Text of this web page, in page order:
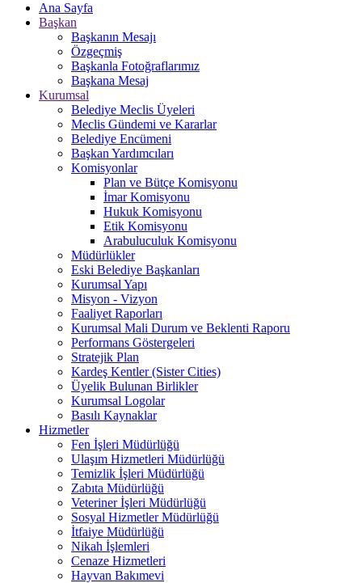
Ana Sayfa
Başkan
Başkanın Mesajı
Özgeçmiş
Başkanla Fotoğraflarımız
Başkana Mesaj
Kurumsal
Belediye Meclis Üyeleri
Meclis Gündemi ve Kararlar
Belediye Encümeni
Başkan Yardımcıları
Komisyonlar
Plan ve Bütçe Komisyonu
İmar Komisyonu
Hukuk Komisyonu
Etik Komisyonu
Arabuluculuk Komisyonu
Müdürlükler
Eski Belediye Başkanları
Kurumsal Yapı
Misyon - Vizyon
Faaliyet Raporları
Kurumsal Mali Durum ve Beklenti Raporu
Performans Göstergeleri
Stratejik Plan
Kardeş Kentler (Sister Cities)
Üyelik Bulunan Birlikler
Kurumsal Logolar
Basılı Kaynaklar
Hizmetler
Fen İşleri Müdürlüğü
Ulaşım Hizmetleri Müdürlüğü
Temizlik İşleri Müdürlüğü
Zabıta Müdürlüğü
Veteriner İşleri Müdürlüğü
Sosyal Hizmetler Müdürlüğü
İtfaiye Müdürlüğü
Nikah İşlemleri
Cenaze Hizmetleri
Hayvan Bakımevi